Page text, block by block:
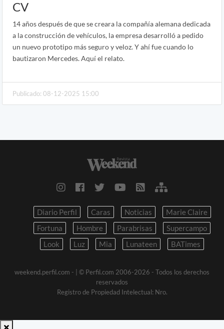
CV
14 años después de que se creara la compañía alemana dedicada
a la construcción de vehículos, la empresa desarrolló a pedido
un nuevo prototipo más seguro y veloz. Y ahí fue cuando lo
bautizaron Mercedes. Aquí el relato.
Publicado: 08-12-2025 15:00
Diario Perfil Caras Noticias
Marie Claire
Fortuna
Hombre Parabrisas
Supercampo
Look
Luz Mia Lunateen BATimes
weekend.perfil.com -
| © Perfil.com 2006-2026 - Todos los derechos
reservados
Registro de Propiedad Intelectual: Nro.